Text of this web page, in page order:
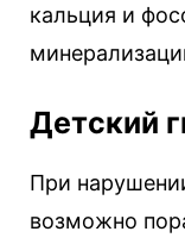
кальция и
Детский
При
возможно